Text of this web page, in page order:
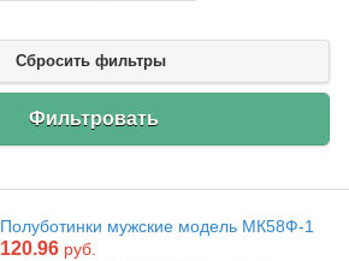
Сбросить фильтры
Фильтровать
Полуботинки мужские модель МК58Ф-1
120.96 руб.